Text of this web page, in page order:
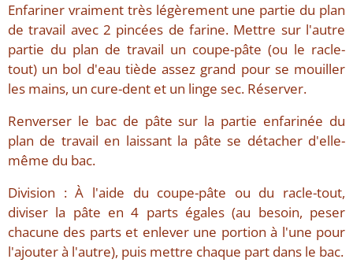
Enfariner vraiment très légèrement une partie du plan
de travail avec 2 pincées de farine. Mettre sur l'autre
partie du plan de travail un coupe-pâte (ou le racle-
tout) un bol d'eau tiède assez grand pour se mouiller
les mains, un cure-dent et un linge sec. Réserver.
Renverser le bac de pâte sur la partie enfarinée du
plan de travail en laissant la pâte se détacher d'elle-
même du bac.
Division : À l'aide du coupe-pâte ou du racle-tout,
diviser la pâte en 4 parts égales (au besoin, peser
chacune des parts et enlever une portion à l'une pour
l'ajouter à l'autre), puis mettre chaque part dans le bac.